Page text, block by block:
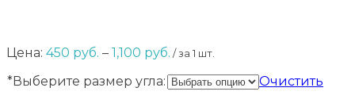
Цена: 450 руб. – 1,100 руб. Диапазон
450 руб.
/ за 1 шт.
*Выберите размер угла: Очистить